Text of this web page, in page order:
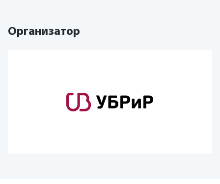
Организатор